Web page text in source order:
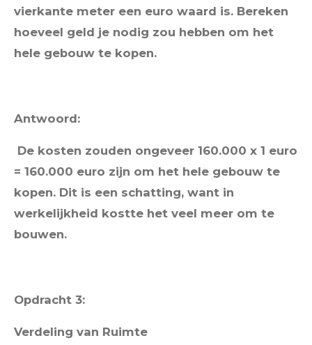
vierkante meter een euro waard is. Bereken
hoeveel geld je nodig zou hebben om het
hele gebouw te kopen.
Antwoord:
De kosten zouden ongeveer 160.000 x 1 euro
= 160.000 euro zijn om het hele gebouw te
kopen. Dit is een schatting, want in
werkelijkheid kostte het veel meer om te
bouwen.
Opdracht 3:
Verdeling van Ruimte